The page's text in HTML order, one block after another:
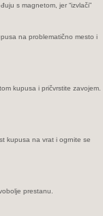
s magnetom, jer “izvlači”
na problematično mesto i
kupusa i pričvrstite zavojem.
kupusa na vrat i ogrnite se
prestanu.